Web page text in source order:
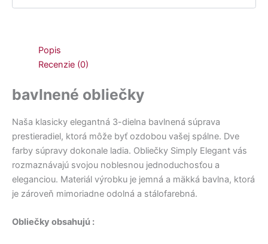
Popis
Recenzie (0)
bavlnené obliečky
Naša klasicky elegantná 3-dielna bavlnená súprava
prestieradiel, ktorá môže byť ozdobou vašej spálne. Dve
farby súpravy dokonale ladia. Obliečky Simply Elegant vás
rozmaznávajú svojou noblesnou jednoduchosťou a
eleganciou. Materiál výrobku je jemná a mäkká bavlna, ktorá
je zároveň mimoriadne odolná a stálofarebná.
Obliečky obsahujú :